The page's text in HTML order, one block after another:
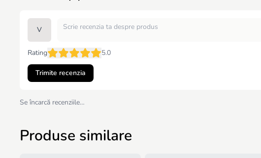
V
Rating 5.0
Trimite recenzia
Se încarcă recenziile…
Produse similare